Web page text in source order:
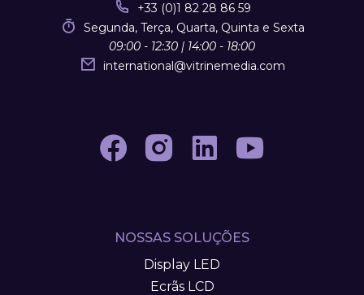
+33 (0)1 82 28 86 59
Segunda, Terça, Quarta, Quinta e Sexta
09:00 - 12:30 | 14:00 - 18:00
international@vitrinemedia.com
NOSSAS SOLUÇÕES
Display LED
Ecrãs LCD